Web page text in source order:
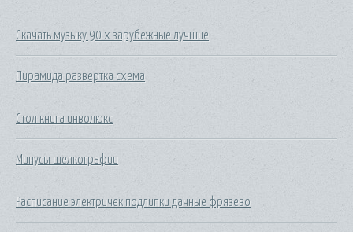
Скачать музыку 90 х зарубежные лучшие
Пирамида развертка схема
Стол книга инволюкс
Минусы шелкографии
Расписание электричек подлипки дачные фрязево